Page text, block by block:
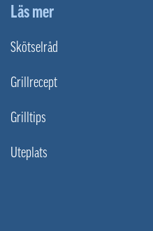
Läs mer
Skötselråd
Grillrecept
Grilltips
Uteplats